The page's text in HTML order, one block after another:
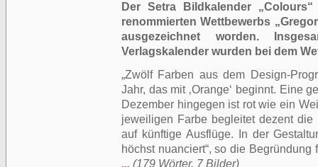
Der Setra Bildkalender
renommierten Wettbewerbs
ausgezeichnet worden.
Verlagskalender wurden bei dem
„Zwölf Farben aus dem Design-
Jahr, das mit ‚Orange‘ beginnt. Eine
Dezember hingegen ist rot wie ein
jeweiligen Farbe begleitet dezent
auf künftige Ausflüge. In der
höchst nuanciert“, so die
... (179 Wörter, 7 Bilder)